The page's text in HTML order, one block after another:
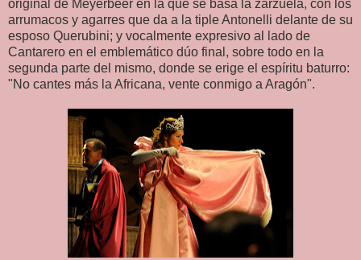
original de Meyerbeer en la que se basa la zarzuela, con los
arrumacos y agarres que da a la tiple Antonelli delante de su
esposo Querubini; y vocalmente expresivo al lado de
Cantarero en el emblemático dúo final, sobre todo en la
segunda parte del mismo, donde se erige el espíritu baturro:
"No cantes más la Africana, vente conmigo a Aragón".